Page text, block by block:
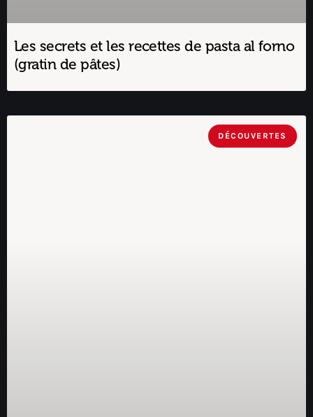
Les secrets et les recettes de pasta al forno
(gratin de pâtes)
DÉCOUVERTES